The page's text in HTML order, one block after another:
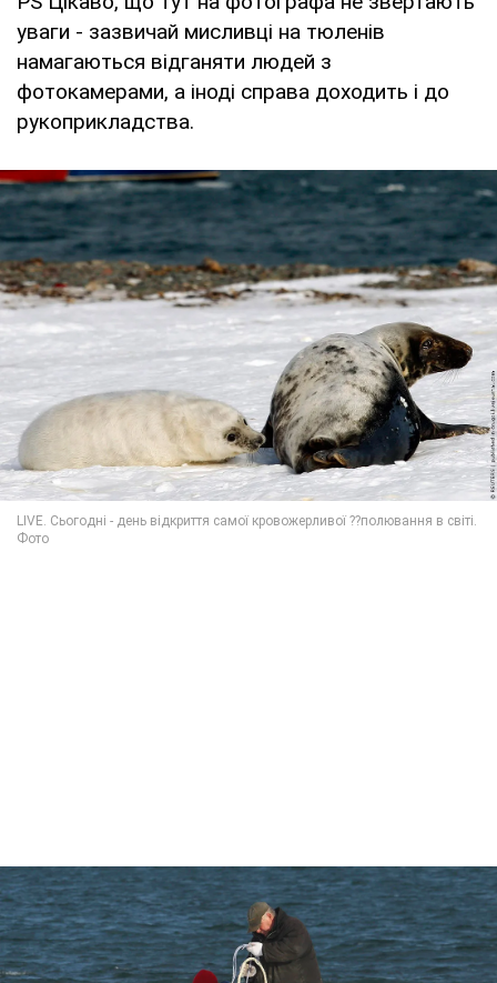
уваги - зазвичай мисливці на тюленів
намагаються відганяти людей з
фотокамерами, а іноді справа доходить і до
рукоприкладства.